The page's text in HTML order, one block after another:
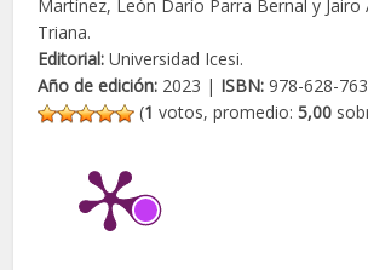
Martínez, León Darío Parra Bernal y
Triana.
Editorial: Universidad Icesi.
Año de edición: 2023 | ISBN: 978-628-
(1 votos, promedio:5,00